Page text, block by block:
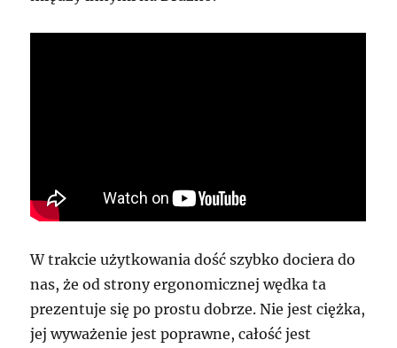
W trakcie użytkowania dość szybko dociera do
nas, że od strony ergonomicznej wędka ta
prezentuje się po prostu dobrze. Nie jest ciężka,
jej wyważenie jest poprawne, całość jest